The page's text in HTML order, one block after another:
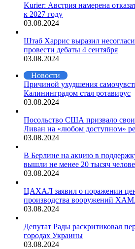
Kurier: Австрия намерена
к 2027 году
03.08.2024
Штаб Харрис выразил
провести дебаты 4 сентября
03.08.2024
Новости
Причиной ухудшения
Калининградом стал ротавирус
03.08.2024
Посольство США призвало
Ливан на «любом доступном»
03.08.2024
В Берлине на акцию в
вышли не менее 20 тысяч
03.08.2024
ЦАХАЛ заявил о поражении
производства вооружений
03.08.2024
Депутат Рады раскритиковал
городах Украины
03.08.2024